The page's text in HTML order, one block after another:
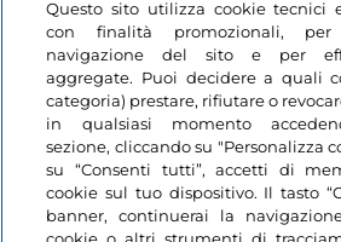
Questo sito utilizza cookie tecnici
con finalità promozionali,
navigazione del sito e per
aggregate. Puoi decidere a quali
categoria) prestare, rifiutare o
in qualsiasi momento
sezione, cliccando su "Personalizza
su “Consenti tutti”, accetti di
cookie sul tuo dispositivo. Il tasto
banner, continuerai la